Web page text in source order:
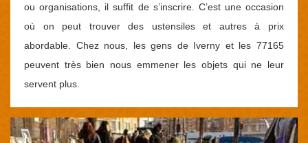
ou organisations, il suffit de s’inscrire. C’est une occasion
où on peut trouver des ustensiles et autres à prix
abordable. Chez nous, les gens de Iverny et les 77165
peuvent très bien nous emmener les objets qui ne leur
servent plus.